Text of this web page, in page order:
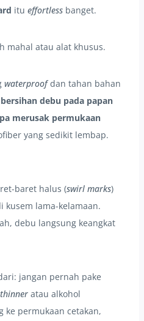
itu effortless banget.
mahal atau alat khusus.
waterproofdan tahan bahan
debu pada papan
merusak permukaan
yang sedikit lembap.
baret halus (swirl marks)
kusem lama-kelamaan.
debu langsung keangkat
jangan pernah pake
thinner atau alkohol
ke permukaan cetakan,